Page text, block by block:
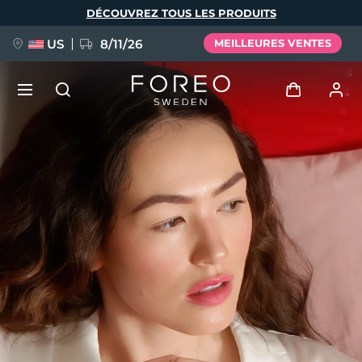
DÉCOUVREZ TOUS LES PRODUITS
US 8/11/26 MEILLEURES VENTES
Se connecter
Profil de l'utilisateur
Mes appareils
Mes commandes
Mes adresses
Mes abonnements
FAQ™ Pure Beauty-Tech Elixir
BREAKING NEWS
issa™ Teeth Whitening Set
Langue
English Deutsch
Español
Français
Português
Polski
Svenska
Русский
Türkçe
简体中文 繁體中文